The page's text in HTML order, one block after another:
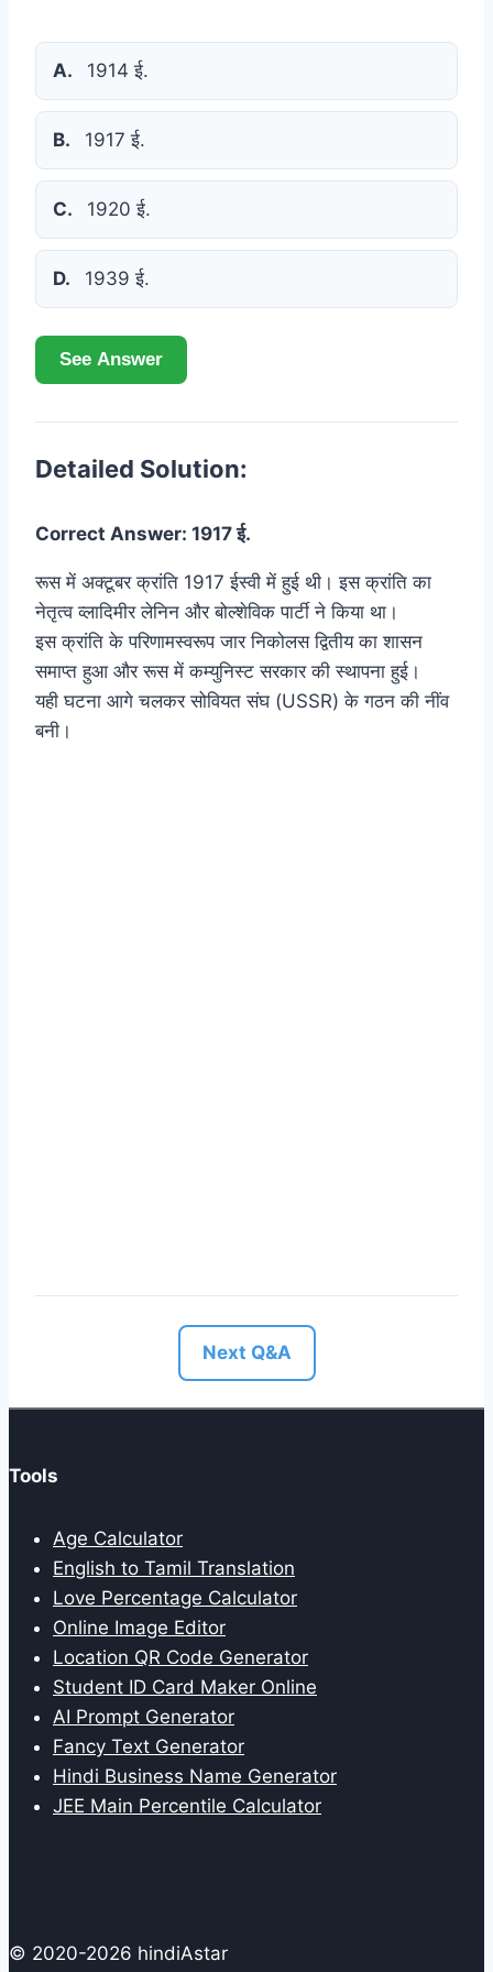
A. 1914 ई.
B. 1917 ई.
C. 1920 ई.
D. 1939 ई.
See Answer
Detailed Solution:
Correct Answer: 1917 ई.
रूस में अक्टूबर क्रांति 1917 ईस्वी में हुई थी। इस क्रांति का
नेतृत्व व्लादिमीर लेनिन और बोल्शेविक पार्टी ने किया था।
इस क्रांति के परिणामस्वरूप जार निकोलस द्वितीय का शासन
समाप्त हुआ और रूस में कम्युनिस्ट सरकार की स्थापना हुई।
यही घटना आगे चलकर सोवियत संघ (USSR) के गठन की नींव
बनी।
Next Q&A
Tools
Age Calculator
English to Tamil Translation
Love Percentage Calculator
Online Image Editor
Location QR Code Generator
Student ID Card Maker Online
AI Prompt Generator
Fancy Text Generator
Hindi Business Name Generator
JEE Main Percentile Calculator
© 2020-2026 hindiAstar